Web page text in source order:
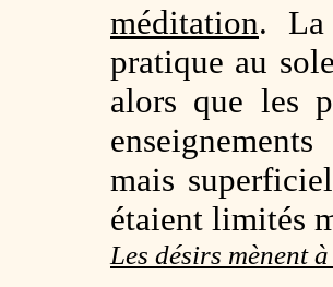
méditation. La
pratique au
alors que les
mais
étaient limités
Les désirs mènent